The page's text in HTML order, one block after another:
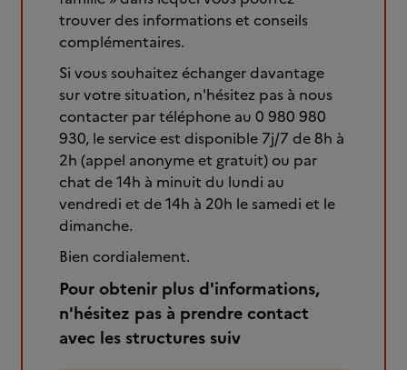
trouver des informations et conseils
complémentaires.
Si vous souhaitez échanger davantage
sur votre situation, n'hésitez pas à nous
contacter par téléphone au 0 980 980
930, le service est disponible 7j/7 de 8h à
2h (appel anonyme et gratuit) ou par
chat de 14h à minuit du lundi au
vendredi et de 14h à 20h le samedi et le
dimanche.
Bien cordialement.
Pour obtenir plus d'informations,
n'hésitez pas à prendre contact
avec les structures suiv